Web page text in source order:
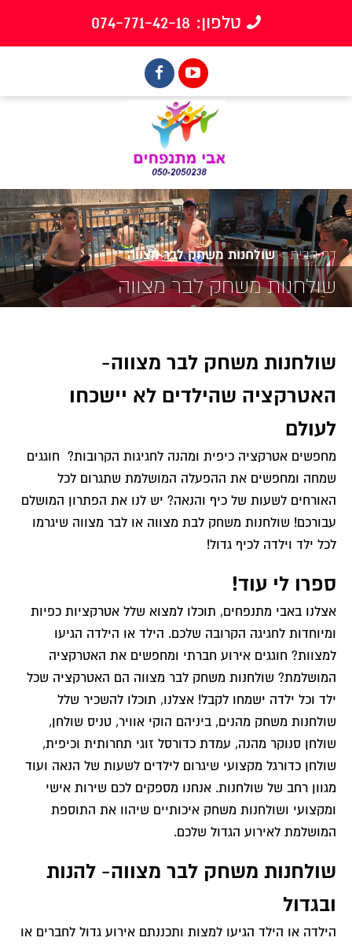
טלפון: 074-771-42-18
דף הבית>שולחנות משחק לבר מצווה
שולחנות משחק לבר מצווה
שולחנות משחק לבר מצווה-
האטרקציה שהילדים לא יישכחו
לעולם
מחפשים אטרקציה כיפית ומהנה לחגיגות הקרובות? חוגגים
שמחה ומחפשים את ההפעלה המושלמת שתגרום לכל
האורחים לשעות של כיף והנאה? יש לנו את הפתרון המושלם
עבורכם! שולחנות משחק לבת מצווה או לבר מצווה שיגרמו
לכל ילד וילדה לכיף גדול!
ספרו לי עוד!
אצלנו באבי מתנפחים, תוכלו למצוא שלל אטרקציות כפיות
ומיוחדות לחגיגה הקרובה שלכם. הילד או הילדה הגיעו
למצוות? חוגגים אירוע חברתי ומחפשים את האטרקציה
המושלמת? שולחנות משחק לבר מצווה הם האטרקציה שכל
ילד וכל ילדה ישמחו לקבל! אצלנו, תוכלו להשכיר שלל
שולחנות משחק מהנים, ביניהם הוקי אוויר, טניס שולחן,
שולחן סנוקר מהנה, עמדת כדורסל זוגי תחרותית וכיפית,
שולחן כדורגל מקצועי שיגרום לילדים לשעות של הנאה ועוד
מגוון רחב של שולחנות. אנחנו מספקים לכם שירות אישי
ומקצועי ושולחנות משחק איכותיים שיהוו את התוספת
המושלמת לאירוע הגדול שלכם.
שולחנות משחק לבר מצווה- להנות
ובגדול
הילדה או הילד הגיעו למצות ותכננתם אירוע גדול לחברים או